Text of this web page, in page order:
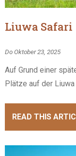
Liuwa Safari
Do Oktober 23, 2025
Auf Grund einer
Plätze auf der
READ THIS